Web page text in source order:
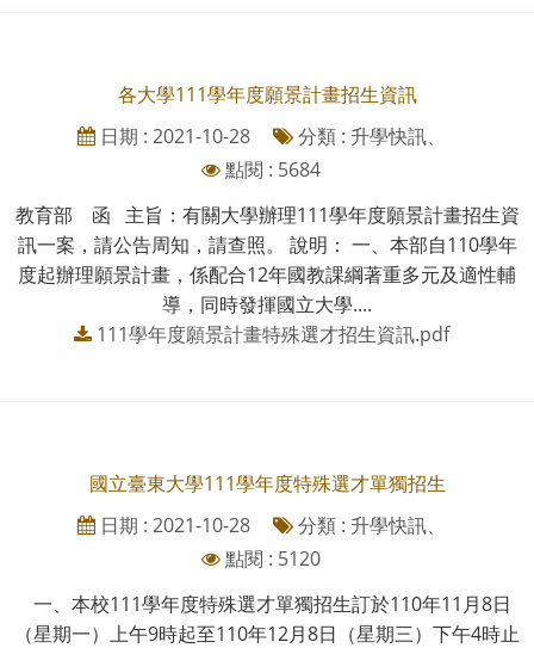
各大學111學年度願景計畫招生資訊
日期 : 2021-10-28
分類 : 升學快訊、
點閱 : 5684
教育部 函 主旨：有關大學辦理111學年度願景計畫招生資
訊一案，請公告周知，請查照。 說明： 一、本部自110學年
度起辦理願景計畫，係配合12年國教課綱著重多元及適性輔
導，同時發揮國立大學....
111學年度願景計畫特殊選才招生資訊.pdf
國立臺東大學111學年度特殊選才單獨招生
日期 : 2021-10-28
分類 : 升學快訊、
點閱 : 5120
一、本校111學年度特殊選才單獨招生訂於110年11月8日
（星期一）上午9時起至110年12月8日（星期三）下午4時止